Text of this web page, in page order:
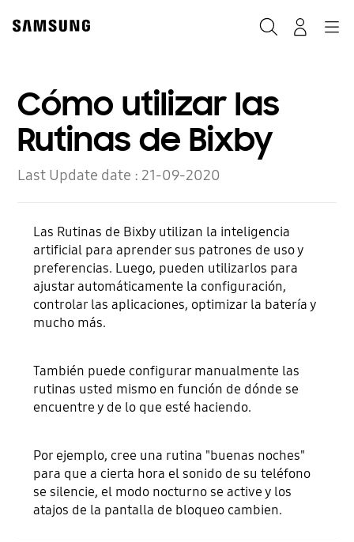
content
Cómo utilizar las
Rutinas de Bixby
Last Update date :21-09-2020
Las Rutinas de Bixby utilizan la inteligencia
artificial para aprender sus patrones de uso y
preferencias. Luego, pueden utilizarlos para
ajustar automáticamente la configuración,
controlar las aplicaciones, optimizar la batería y
mucho más.
También puede configurar manualmente las
rutinas usted mismo en función de dónde se
encuentre y de lo que esté haciendo.
Por ejemplo, cree una rutina "buenas noches"
para que a cierta hora el sonido de su teléfono
se silencie, el modo nocturno se active y los
atajos de la pantalla de bloqueo cambien.